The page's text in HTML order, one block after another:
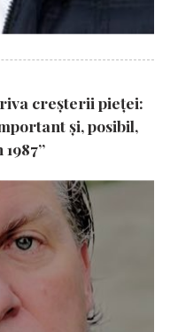
creșterii pieței:
și, posibil,